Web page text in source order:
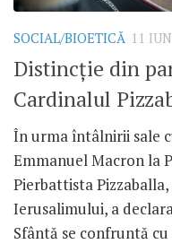
SOCIAL/BIOETICĂ 11
Distincție din
Cardinalul
În urma întâlnirii sale
Emmanuel Macron la
Pierbattista
Ierusalimului, a
Sfântă se confruntă